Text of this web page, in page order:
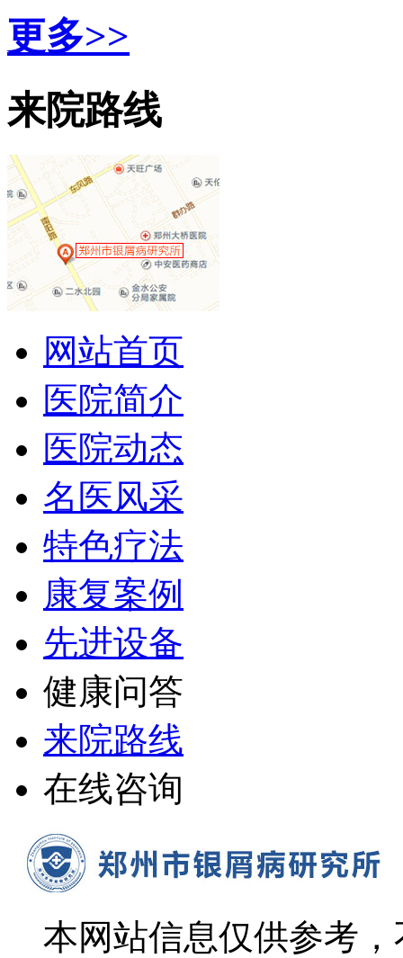
更多>>
来院路线
网站首页
医院简介
医院动态
名医风采
特色疗法
康复案例
先进设备
健康问答
来院路线
在线咨询
本网站信息仅供参考